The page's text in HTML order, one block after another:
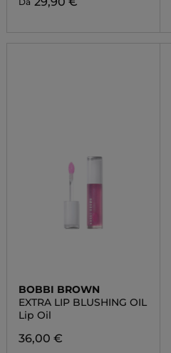
BOBBI BROWN
EXTRA LIP BLUSHING OIL
Lip Oil
36,00 €